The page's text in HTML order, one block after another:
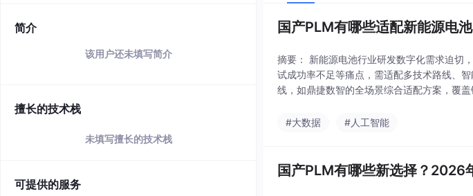
简介
该用户还未填写简介
擅长的技术栈
未填写擅长的技术栈
可提供的服务
国产PLM有哪些适配新能源电
摘要： 新能源电池行业研发数字化需求迫切
试成功率不足等痛点，需适配多技术路线、
线，如鼎捷数智的全场景综合适配方案，覆
#大数据
#人工智能
国产PLM有哪些新选择？2026